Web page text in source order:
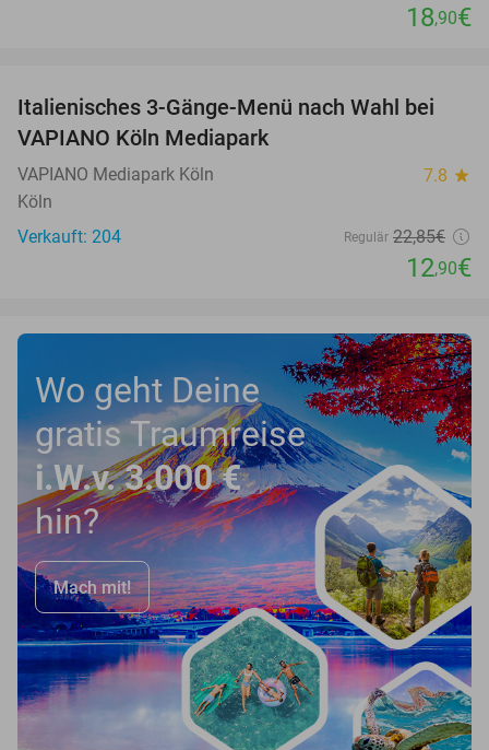
18,90€
44%
Italienisches 3-Gänge-Menü nach Wahl bei
VAPIANO Köln Mediapark
VAPIANO Mediapark Köln 7.8 star
Köln
Verkauft: 204
Regulär 22,85€
12,90€
Wo geht Deine
gratis Traumreise
i.W.v. 3.000 €
hin?
Mach mit!